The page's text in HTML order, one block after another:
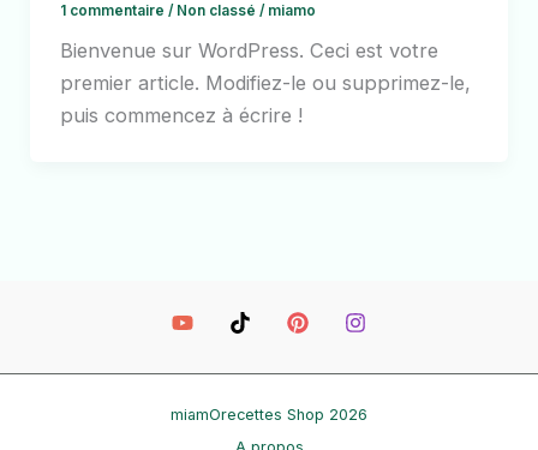
1 commentaire / Non classé / miamo
Bienvenue sur WordPress. Ceci est votre
premier article. Modifiez-le ou supprimez-le,
puis commencez à écrire !
miamOrecettes Shop 2026